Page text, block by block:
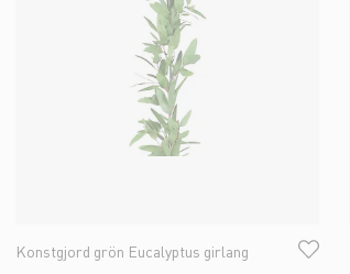
Konstgjord grön Eucalyptus girlang